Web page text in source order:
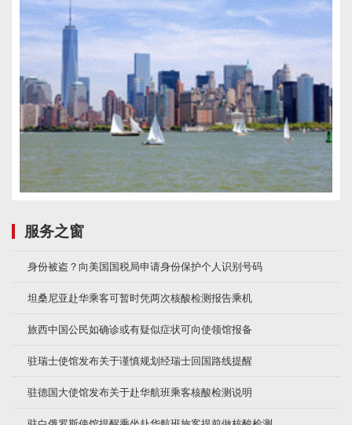
服务之窗
身份被盗？向美国国税局申请身份保护个人识别号码
坦桑尼亚赴华乘客可暂时凭两次核酸检测报告乘机
旅西中国公民如确诊或有疑似症状可向使领馆报备
驻瑞士使馆发布关于谨慎规划经瑞士回国路线提醒
驻德国大使馆发布关于赴华航班乘客核酸检测说明